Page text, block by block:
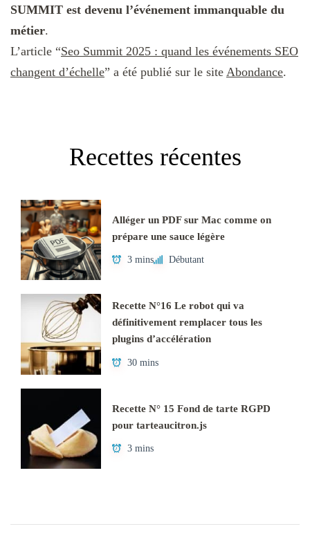
SUMMIT est devenu l’événement immanquable du
métier.
L’article “Seo Summit 2025 : quand les événements SEO
changent d’échelle” a été publié sur le site Abondance.
Recettes récentes
Alléger un PDF sur Mac comme on
prépare une sauce légère
3 mins Débutant
Recette N°16 Le robot qui va
définitivement remplacer tous les
plugins d’accélération
30 mins
Recette N° 15 Fond de tarte RGPD
pour tarteaucitron.js
3 mins